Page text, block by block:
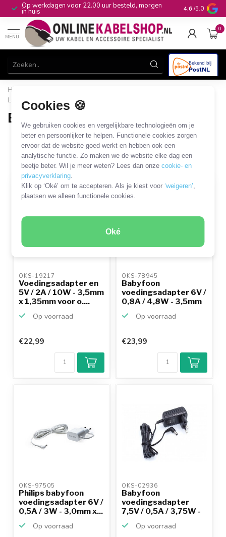
Cookies 🍪
We gebruiken cookies en vergelijkbare technologieën om je
beter en persoonlijker te helpen. Functionele cookies zorgen
ervoor dat de website goed werkt en hebben ook een
analytische functie. Zo maken we de website elke dag een
beetje beter. Wil je meer weten? Lees dan onzecookie- en
privacyverklaring.
Klik op ‘Oké’ om te accepteren. Als je kiest voor‘weigeren’,
plaatsen we alleen functionele cookies.
Oké
Op werkdagen voor 22.00 uur besteld, morgen
in huis 10+jaar
4.6 /5.0
MENU
0
Home
Laders en voedingen
/
Babyfoon voeding
6 PRODUCTEN
Filters SORTEER OP
OKS-19217
Voedingsadapter en
5V / 2A / 10W - 3,5mm
x 1,35mm voor o....
Op voorraad
€22,99
OKS-78945
Babyfoon
voedingsadapter 6V /
0,8A / 4,8W - 3,5mm
Op voorraad
€23,99
OKS-97505
Philips babyfoon
voedingsadapter 6V /
0,5A / 3W - 3,0mm x...
Op voorraad
OKS-02936
Babyfoon
voedingsadapter
7,5V / 0,5A / 3,75W -
Op voorraad